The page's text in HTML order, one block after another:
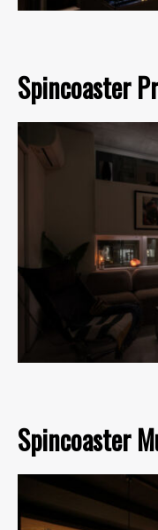
Spincoaster
Spincoaster